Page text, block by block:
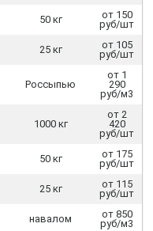
50 кг
от 150
руб/шт
25 кг
от 105
руб/шт
Россыпью
от 1
290
руб/м3
1000 кг
от 2
420
руб/шт
50 кг
от 175
руб/шт
25 кг
от 115
руб/шт
навалом
от 850
руб/м3